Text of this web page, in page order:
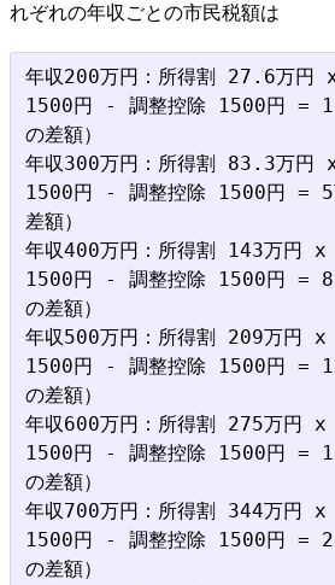
れぞれの年収ごとの市民税額は
年収200万円：所得割 27.6万円
1500円 - 調整控除 1500円 =
の差額）
年収300万円：所得割 83.3万円
1500円 - 調整控除 1500円 = 5
差額）
年収400万円：所得割 143万円
1500円 - 調整控除 1500円 =
の差額）
年収500万円：所得割 209万円
1500円 - 調整控除 1500円 =
の差額）
年収600万円：所得割 275万円
1500円 - 調整控除 1500円 =
の差額）
年収700万円：所得割 344万円
1500円 - 調整控除 1500円 =
の差額）